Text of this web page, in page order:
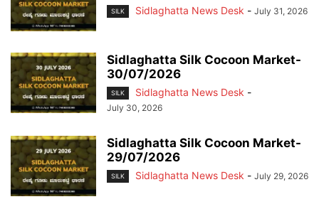
SILK Sidlaghatta News Desk - July 31, 2026
Sidlaghatta Silk Cocoon Market-
30/07/2026
SILK Sidlaghatta News Desk -
July 30, 2026
Sidlaghatta Silk Cocoon Market-
29/07/2026
SILK Sidlaghatta News Desk - July 29, 2026